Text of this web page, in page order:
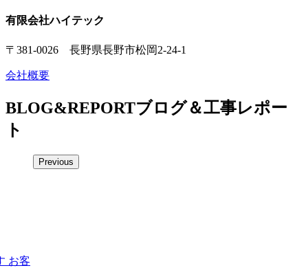
有限会社ハイテック
〒381-0026 長野県長野市松岡2-24-1
会社概要
BLOG&REPORTブログ＆工事レポー
ト
Previous
お客